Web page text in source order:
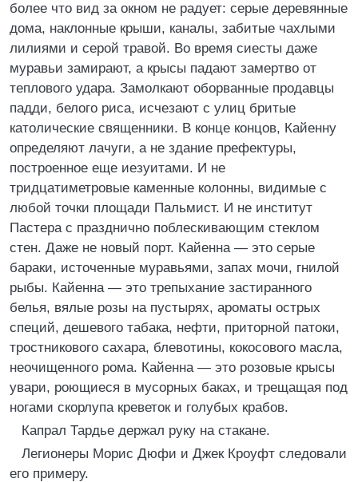
более что вид за окном не радует: серые деревянные
дома, наклонные крыши, каналы, забитые чахлыми
лилиями и серой травой. Во время сиесты даже
муравьи замирают, а крысы падают замертво от
теплового удара. Замолкают оборванные продавцы
падди, белого риса, исчезают с улиц бритые
католические священники. В конце концов, Кайенну
определяют лачуги, а не здание префектуры,
построенное еще иезуитами. И не
тридцатиметровые каменные колонны, видимые с
любой точки площади Пальмист. И не институт
Пастера с празднично поблескивающим стеклом
стен. Даже не новый порт. Кайенна — это серые
бараки, источенные муравьями, запах мочи, гнилой
рыбы. Кайенна — это трепыхание застиранного
белья, вялые розы на пустырях, ароматы острых
специй, дешевого табака, нефти, приторной патоки,
тростникового сахара, блевотины, кокосового масла,
неочищенного рома. Кайенна — это розовые крысы
увари, роющиеся в мусорных баках, и трещащая под
ногами скорлупа креветок и голубых крабов.
Капрал Тардье держал руку на стакане.
Легионеры Морис Дюфи и Джек Кроуфт следовали
его примеру.